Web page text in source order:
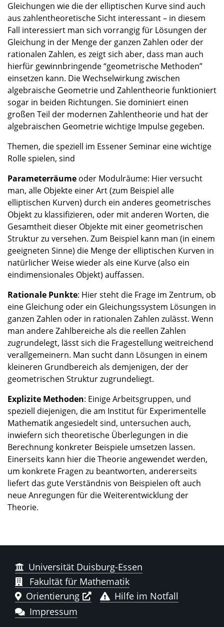
Gleichungen wie die der elliptischen Kurve sind auch
aus zahlentheoretische Sicht interessant – in diesem
Fall interessiert man sich vorrangig für Lösungen der
Gleichung in der Menge der ganzen Zahlen oder der
rationalen Zahlen, es zeigt sich aber, dass man auch
hierfür gewinnbringende “geometrische Methoden”
einsetzen kann. Die Wechselwirkung zwischen
algebraische Geometrie und Zahlentheorie funktioniert
sogar in beiden Richtungen. Sie dominiert einen
großen Teil der modernen Zahlentheorie und hat der
algebraischen Geometrie wichtige Impulse gegeben.
Themen, die speziell im Essener Seminar eine wichtige
Rolle spielen, sind
Parameterräume oder Modulräume: Hier versucht
man, alle Objekte einer Art (zum Beispiel alle
elliptischen Kurven) durch ein anderes geometrisches
Objekt zu klassifizieren, oder mit anderen Worten, die
Gesamtheit dieser Objekte mit einer geometrischen
Struktur zu versehen. Zum Beispiel kann man (in einem
geeigneten Sinne) die Menge der elliptischen Kurven in
natürlicher Weise wieder als eine Kurve (also ein
eindimensionales Objekt) auffassen.
Rationale Punkte: Hier steht die Frage im Zentrum, ob
eine Gleichung oder ein Gleichungssystem Lösungen in
ganzen Zahlen oder in rationalen Zahlen zulässt. Wenn
man andere Zahlbereiche als die reellen Zahlen
zugrundelegt, lässt sich die Fragestellung weitreichend
verallgemeinern. Man sucht dann Lösungen in einem
kleineren Grundbereich als demjenigen, der der
geometrischen Struktur zugrundeliegt.
Explizite Methoden: Einige Arbeitsgruppen, und
speziell diejenigen, die am Institut für Experimentelle
Mathematik angesiedelt sind, untersuchen auch,
inwiefern sich theoretische Überlegungen in die
Berechnung konkreter Beispiele umsetzen lassen.
Einerseits kann hier die Theorie angewendet werden,
um konkrete Fragen zu beantworten, andererseits
liefert das gute Verständnis von Beispielen oft auch
neue Anregungen für die Weiterentwicklung der
Theorie.
Universität Duisburg-Essen
Fakultät für Mathematik
Orientierung
Hilfe im Notfall
Impressum